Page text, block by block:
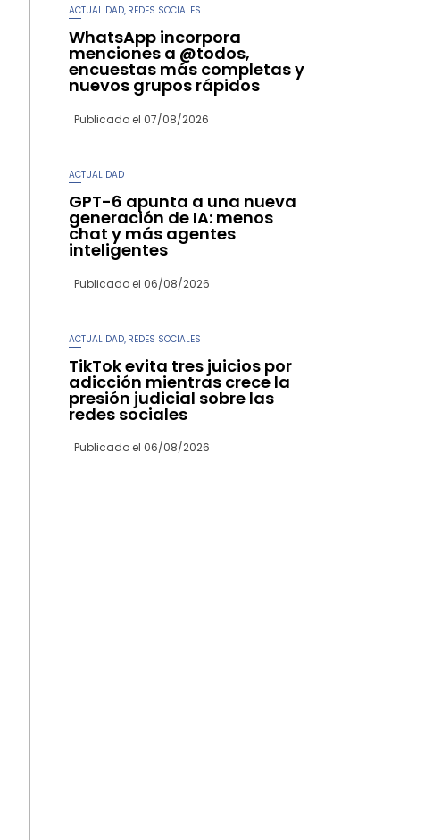
ACTUALIDAD, REDES SOCIALES
WhatsApp incorpora
menciones a @todos,
encuestas más completas y
nuevos grupos rápidos
Publicado el 07/08/2026
ACTUALIDAD
GPT-6 apunta a una nueva
generación de IA: menos
chat y más agentes
inteligentes
Publicado el 06/08/2026
ACTUALIDAD REDES SOCIALES
TikTok evita tres juicios por
adicción mientras crece la
presión judicial sobre las
redes sociales
Publicado el 06/08/2026